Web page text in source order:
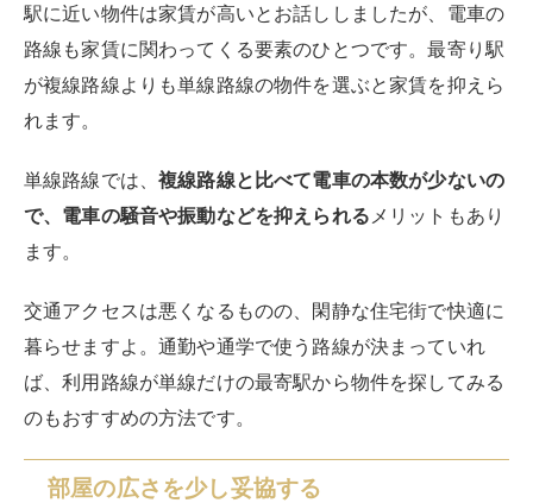
駅に近い物件は家賃が高いとお話ししましたが、電車の
路線も家賃に関わってくる要素のひとつです。最寄り駅
が複線路線よりも単線路線の物件を選ぶと家賃を抑えら
れます。
単線路線では、複線路線と比べて電車の本数が少ないの
で、電車の騒音や振動などを抑えられるメリットもあり
ます。
交通アクセスは悪くなるものの、閑静な住宅街で快適に
暮らせますよ。通勤や通学で使う路線が決まっていれ
ば、利用路線が単線だけの最寄駅から物件を探してみる
のもおすすめの方法です。
部屋の広さを少し妥協する